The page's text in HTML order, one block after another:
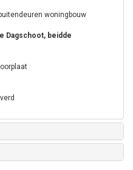
woningbouw
Dagschoot, beidde